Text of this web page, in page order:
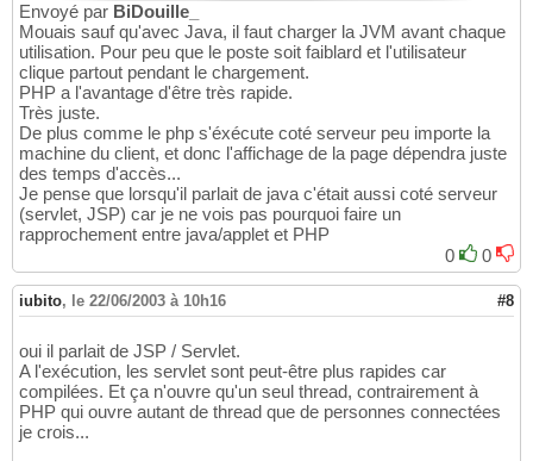
Envoyé par BiDouille_
Mouais sauf qu'avec Java, il faut charger la JVM avant chaque
utilisation. Pour peu que le poste soit faiblard et l'utilisateur
clique partout pendant le chargement.
PHP a l'avantage d'être très rapide.
Très juste.
De plus comme le php s'éxécute coté serveur peu importe la
machine du client, et donc l'affichage de la page dépendra juste
des temps d'accès...
Je pense que lorsqu'il parlait de java c'était aussi coté serveur
(servlet, JSP) car je ne vois pas pourquoi faire un
rapprochement entre java/applet et PHP
0
0
iubito, le 22/06/2003 à 10h16 #8
oui il parlait de JSP / Servlet.
A l'exécution, les servlet sont peut-être plus rapides car
compilées. Et ça n'ouvre qu'un seul thread, contrairement à
PHP qui ouvre autant de thread que de personnes connectées
je crois...